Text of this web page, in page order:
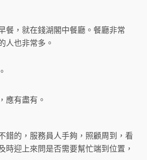
餐，就在錢湖閣中餐廳。餐廳非常
人也非常多。
應有盡有。
錯的，服務員人手夠，照顧周到，看
時迎上來問是否需要幫忙端到位置，